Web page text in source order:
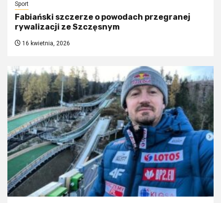
Sport
Fabiański szczerze o powodach przegranej
rywalizacji ze Szczęsnym
16 kwietnia, 2026